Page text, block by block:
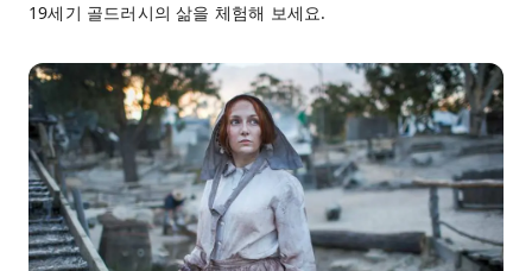
19세기 골드러시의 삶을 체험해 보세요.